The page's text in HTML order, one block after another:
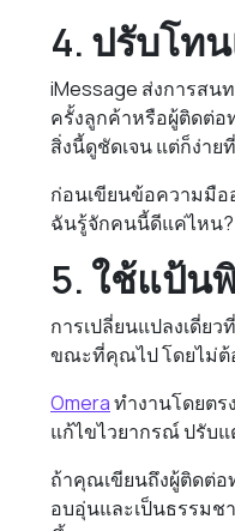
4. ปรับโท
iMessage ส่งการสน
ครั้งลูกค้าหรือผู้ติดต่อ
สิ่งนี้ดูชัดเจน แต่ก็ง่า
ก่อนเขียนข้อความมือ
ฉันรู้จักคนนี้ดีแค่ไหน?
5. ใช้แป้น
การเปลี่ยนแปลงเดี่
ขณะที่คุณไป โดยไม่ต้
Omeraทำงานโดยต
แก้ไขไวยากรณ์ ปรับ
ถ้าคุณเขียนถึงผู้ติดต่อ
อบอุ่นและเป็นธรรมช